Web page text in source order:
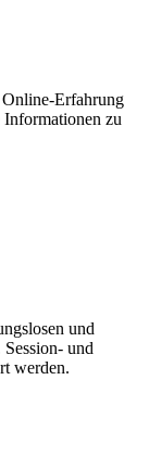
Online-Erfahrung
Informationen zu
und
und
werden.